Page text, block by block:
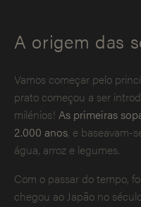
A origem das
Vamos começar pelo
prato começou a ser
milénios! As primeiras
2.000 anos, e baseavam-
água, arroz e legumes.
Com o passar do tempo,
chegou ao Japão no